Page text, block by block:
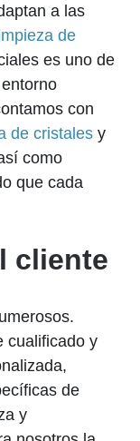
a las
de
es uno de
con
de cristales y
como
que cada
cliente
cualificado y
de
y